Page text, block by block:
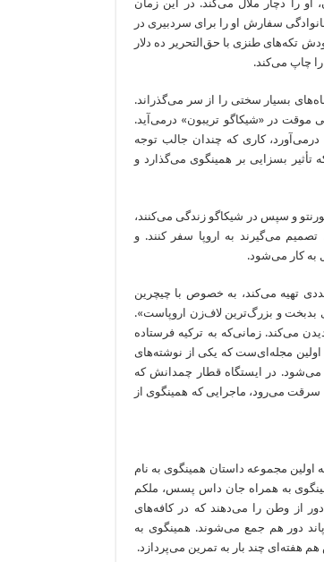
را دچار ملال می‌کند. در این زمان
سفارش او را برای سردبیری در
تکه‌های طنزی با حق‌‌‌‌‌‌‌‌‌‌‌‌التحریر ده دلار
را چاپ می‌کند.
ماه‌‌‌‌‌‌‌‌‌‌‌‌های بسیار سختی را از سر می‌گذراند.
موقت در «شیکاگو تریبون» درمی‌آید.
درمی‌آورد، کاری که چندان جالب توجه
تأثیر بسزایی بر همینگوی می‌گذارد و
تورنتو و سپس‌ در شیکاگو زندگی می‌کنند،
می‌گیرند به اروپا سفر کنند. و
به کار می‌شود.
تهیه می‌کند، به خصوص با چیچرین
بدبخت و بزرگ‌‌‌‌‌‌‌‌‌‌‌‌ترین لاف‌زن اروپاست».
می‌کند. زمانی‌‌‌‌‌‌‌‌‌‌‌‌که به ترکیه فرستاده
اولین مجله‌ای‌‌‌‌‌‌‌‌‌‌‌‌ست که یکی از نوشته‌های
می‌شود. در ایستگاه قطار چمدانش که
می‌رود، ماجرایی که همینگوی از
اولین مجموعه‌ داستان همینگوی به نام
نسخه به چاپ می‌رسد. همینگوی به همراه جان داس پسس، ملکم
از وطن را می‌دهند که در کافه‌های
دور هم جمع می‌شوند. همینگوی به